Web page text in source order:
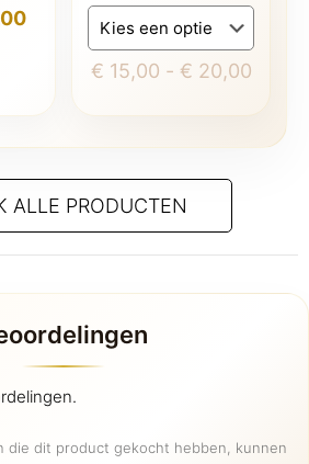
Huidige
€ 15,00 - € 20,00
€
meerdere
variaties.
Deze
kan
ALLE PRODUCTEN
die dit product gekocht hebben, kunnen